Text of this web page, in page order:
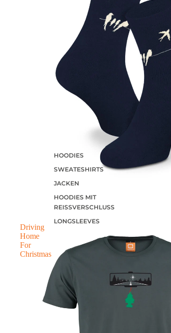
HOODIES
SWEATESHIRTS
JACKEN
HOODIES MIT
REISSVERSCHLUSS
LONGSLEEVES
Driving
Home
For
Christmas